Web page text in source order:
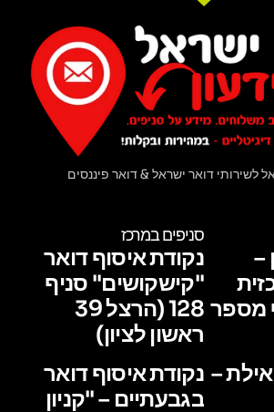
לשירותי דואר ישראל & דואר פיננסים
–
מספר
–
סניפים במרכז
נקודת איסוף דואר
"קישקושים" סניף
128 (הרצל 39
ראשון לציון)
נקודת איסוף דואר
בגבעתיים – "קניון